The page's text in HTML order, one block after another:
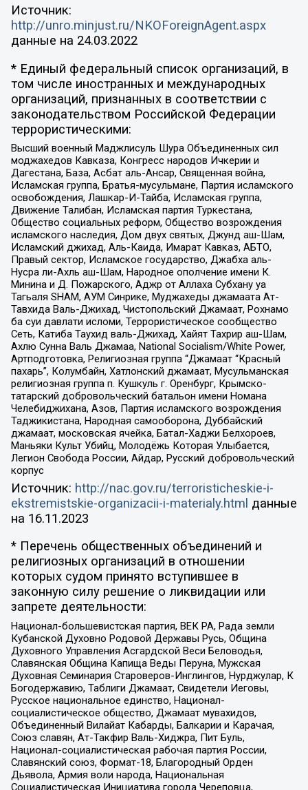
Источник:
http://unro.minjust.ru/NKOForeignAgent.aspx
данные на 24.03.2022
* Единый федеральный список организаций, в
том числе иностранных и международных
организаций, признанных в соответствии с
законодательством Российской Федерации
террористическими:
Высший военный Маджлисуль Шура Объединенных сил
моджахедов Кавказа, Конгресс народов Ичкерии и
Дагестана, База, Асбат аль-Ансар, Священная война,
Исламская группа, Братья-мусульмане, Партия исламского
освобождения, Лашкар-И-Тайба, Исламская группа,
Движение Талибан, Исламская партия Туркестана,
Общество социальных реформ, Общество возрождения
исламского наследия, Дом двух святых, Джунд аш-Шам,
Исламский джихад, Аль-Каида, Имарат Кавказ, АБТО,
Правый сектор, Исламское государство, Джабха аль-
Нусра ли-Ахль аш-Шам, Народное ополчение имени К.
Минина и Д. Пожарского, Аджр от Аллаха Субхану уа
Тагьаля SHAM, АУМ Синрике, Муджахеды джамаата Ат-
Тавхида Валь-Джихад, Чистопольский Джамаат, Рохнамо
ба суи давлати исломи, Террористическое сообщество
Сеть, Катиба Таухид валь-Джихад, Хайят Тахрир аш-Шам,
Ахлю Сунна Валь Джамаа, National Socialism/White Power,
Артподготовка, Религиозная группа “Джамаат “Красный
пахарь”, Колумбайн, Хатлонский джамаат, Мусульманская
религиозная группа п. Кушкуль г. Оренбург, Крымско-
татарский добровольческий батальон имени Номана
Челебиджихана, Азов, Партия исламского возрождения
Таджикистана, Народная самооборона, Дуббайский
джамаат, московская ячейка, Батал-Хаджи Белхороев,
Маньяки Культ Убийц, Молодёжь Которая Улыбается,
Легион Свобода России, Айдар, Русский добровольческий
корпус
Источник: http://nac.gov.ru/terroristicheskie-i-
ekstremistskie-organizacii-i-materialy.html данные
на 16.11.2023
* Перечень общественных объединений и
религиозных организаций в отношении
которых судом принято вступившее в
законную силу решение о ликвидации или
запрете деятельности:
Национал-большевистская партия, ВЕК РА, Рада земли
Кубанской Духовно Родовой Державы Русь, Община
Духовного Управления Асгардской Веси Беловодья,
Славянская Община Капища Веды Перуна, Мужская
Духовная Семинария Староверов-Инглингов, Нурджулар, К
Богодержавию, Таблиги Джамаат, Свидетели Иеговы,
Русское национальное единство, Национал-
социалистическое общество, Джамаат мувахидов,
Объединенный Вилайат Кабарды, Балкарии и Карачая,
Союз славян, Ат-Такфир Валь-Хиджра, Пит Буль,
Национал-социалистическая рабочая партия России,
Славянский союз, Формат-18, Благородный Орден
Дьявола, Армия воли народа, Национальная
Социалистическая Инициатива города Череповца,